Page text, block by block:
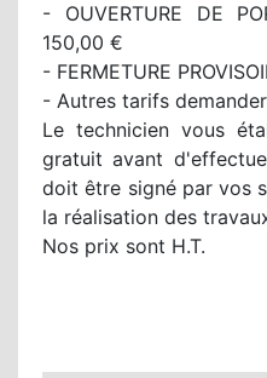
- OUVERTURE DE
150,00 €
- FERMETURE
- Autres tarifs
Le technicien vous
gratuit avant
doit être signé par vos
la réalisation des
Nos prix sont H.T.